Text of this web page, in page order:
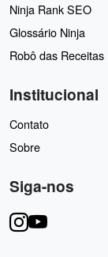
Ninja Rank SEO
Glossário Ninja
Robô das Receitas
Institucional
Contato
Sobre
Siga-nos